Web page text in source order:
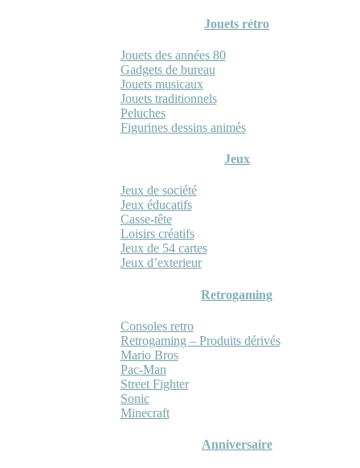
Jouets rétro
Jouets des années 80
Gadgets de bureau
Jouets musicaux
Jouets traditionnels
Peluches
Figurines dessins animés
Jeux
Jeux de société
Jeux éducatifs
Casse-tête
Loisirs créatifs
Jeux de 54 cartes
Jeux d’exterieur
Retrogaming
Consoles retro
Retrogaming – Produits dérivés
Mario Bros
Pac-Man
Street Fighter
Sonic
Minecraft
Anniversaire